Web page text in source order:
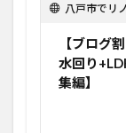
八戸市でリノベ
【ブログ
水回り
集編】